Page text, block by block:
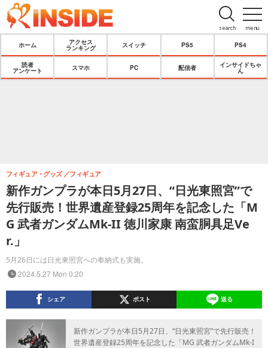
menu
search
ホーム
アクセス
ランキング
スイッチ PS5 PS4
読者
アンケート
スマホ PC 配信者
インサイドちゃ
ん
新作ガンプラが本日5月27日、“日光東照宮”で
先行販売！世界遺産登録25周年を記念した「M
G 武者ガンダムMk-II 徳川家康 南蛮胴具足Ve
r.」
5月26日には日光東照宮への奉納式も実施。
フィギュア・グッズ フィギュア
2024.5.27 Mon 0:20
シェア ポスト 送る
新作ガンプラが本日5月27日、“日光東照宮”で先行販売！
世界遺産登録25周年を記念した「MG 武者ガンダムMk-I